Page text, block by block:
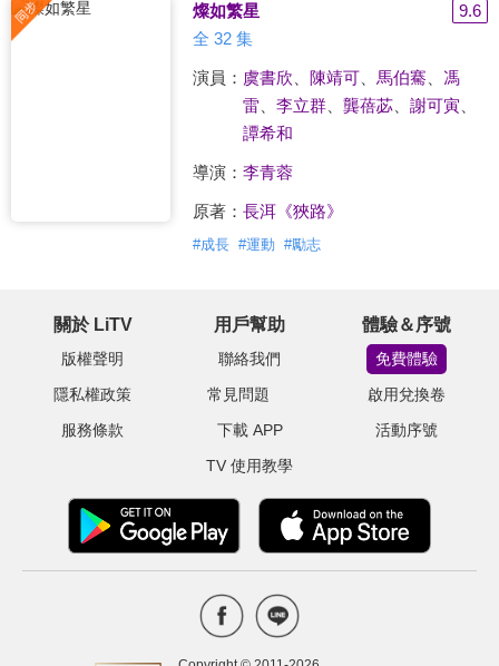
燦如繁星
9.6
全 32 集
演員： 虞書欣 陳靖可、 馬伯騫
馮
雷、 李立群、 龔蓓苾、 謝可寅
譚希和
導演： 李青蓉
原著： 長洱《狹路》
#成長 #運動 #勵志
關於 LiTV
版權聲明
隱私權政策
服務條款
用戶幫助
聯絡我們
常見問題
下載 APP
TV 使用教學
體驗＆序號
免費體驗
啟用兌換卷
活動序號